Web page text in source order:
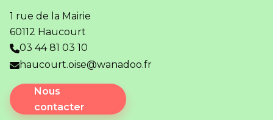
1 rue de la Mairie
60112 Haucourt
03 44 81 03 10
haucourt.oise@wanadoo.fr
Nous
contacter